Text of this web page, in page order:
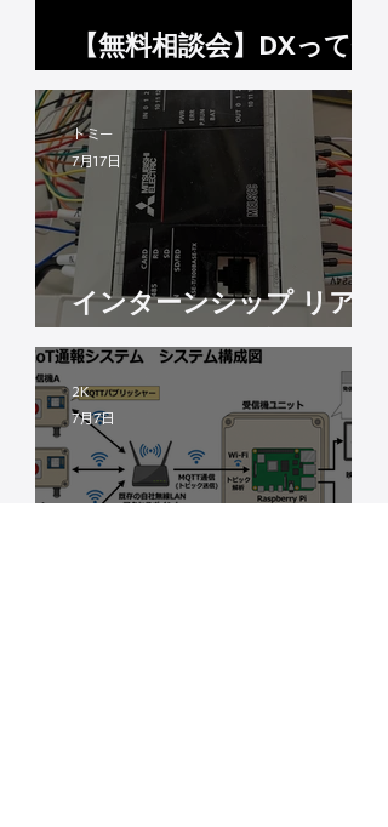
【無料相談会】DXって何
から始めればいいの...？
知識ゼロから始めるシス
テム化相談室
インターンシップ リアク
ションボードの試作
トミー
7月17日
2K
7月7日